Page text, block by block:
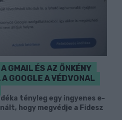
GMAIL ÉS AZ ÖNKÉNY
GOOGLE A VÉDVONAL
tényleg egy ingyenes e-
hogy megvédje a Fidesz